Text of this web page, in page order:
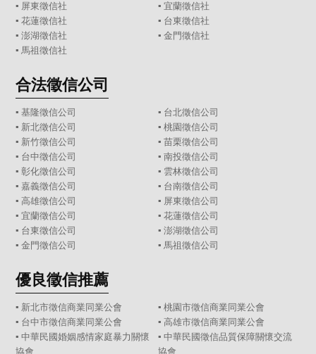
▪ 屏東徵信社 ▪ 宜蘭徵信社
▪花蓮徵信社 ▪ 台東徵信社
▪澎湖徵信社 ▪ 金門徵信社
▪ 馬祖徵信社
合法徵信公司
▪基隆徵信公司 ▪ 台北徵信公司
▪ 新北徵信公司 ▪ 桃園徵信公司
▪ 新竹徵信公司 ▪ 苗栗徵信公司
▪ 台中徵信公司 ▪ 南投徵信公司
▪彰化徵信公司 ▪ 雲林徵信公司
▪嘉義徵信公司 ▪ 台南徵信公司
▪高雄徵信公司 ▪ 屏東徵信公司
▪宜蘭徵信公司 ▪ 花蓮徵信公司
▪ 台東徵信公司 ▪ 澎湖徵信公司
▪金門徵信公司 ▪ 馬祖徵信公司
優良徵信推薦
▪ 新北市徵信商業同業公會
▪ 桃園市徵信商業同業公會
▪ 台中市徵信商業同業公會
▪ 高雄市徵信商業同業公會
▪ 中華民國婚姻感情家庭暴力關懷
協會
▪ 中華民國徵信品質保障關懷交流
協會